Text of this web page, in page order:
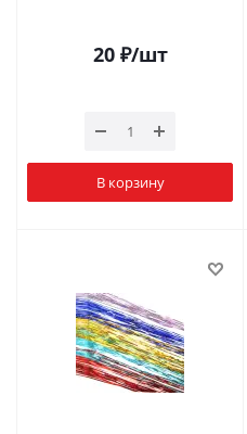
20₽/шт
В корзину